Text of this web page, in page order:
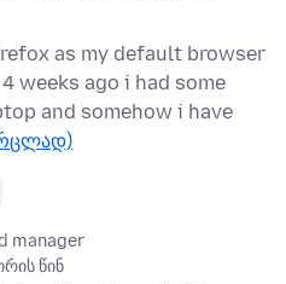
as my default browser
weeks ago i had some
and somehow i have
manager
წინ